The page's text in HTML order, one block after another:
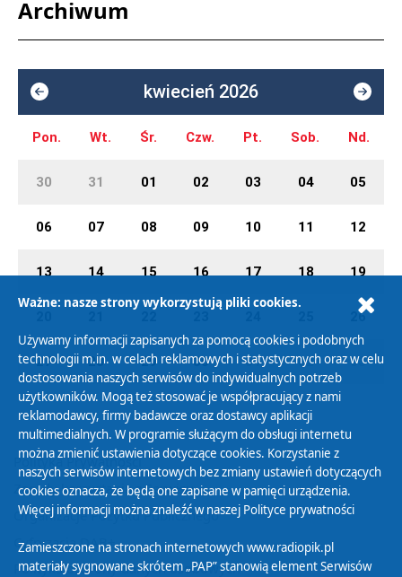
Archiwum
kwiecień 2026
Pon. Wt. Śr. Czw. Pt. Sob. Nd.
30 31 01 02 03 04 05
06 07 08 09 10 11 12
13 14 15 16 17 18 19
26
27 28 29 30 01 02 03
Polityka Prywatności
Zasady korzystania z Serwisu
Organizacje Pożytku Publicznego
Cyfryzacja DAB+
Polityka ochrony danych osobowych
Ważne: nasze strony wykorzystują pliki cookies.
Używamy informacji zapisanych za pomocą cookies i podobnych
technologii m.in. w celach reklamowych i statystycznych oraz w celu
dostosowania naszych serwisów do indywidualnych potrzeb
użytkowników. Mogą też stosować je współpracujący z nami
reklamodawcy, firmy badawcze oraz dostawcy aplikacji
multimedialnych. W programie służącym do obsługi internetu
można zmienić ustawienia dotyczące cookies. Korzystanie z
naszych serwisów internetowych bez zmiany ustawień dotyczących
cookies oznacza, że będą one zapisane w pamięci urządzenia.
Więcej informacji można znaleźć w naszej Polityce prywatności
Zamieszczone na stronach internetowych www.radiopik.pl
materiały sygnowane skrótem „PAP” stanowią element Serwisów